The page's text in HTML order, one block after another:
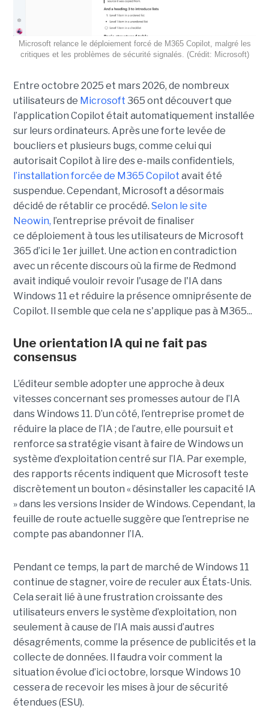
Microsoft relance le déploiement forcé de M365 Copilot, malgré les
critiques et les problèmes de sécurité signalés. (Crédit: Microsoft)
Entre octobre 2025 et mars 2026, de nombreux
utilisateurs de Microsoft 365 ont découvert que
l’application Copilot était automatiquement installée
sur leurs ordinateurs. Après une forte levée de
boucliers et plusieurs bugs, comme celui qui
autorisait Copilot à lire des e-mails confidentiels,
l’installation forcée de M365 Copilot avait été
suspendue. Cependant, Microsoft a désormais
décidé de rétablir ce procédé. Selon le site
Neowin, l’entreprise prévoit de finaliser
ce déploiement à tous les utilisateurs de Microsoft
365 d’ici le 1er juillet. Une action en contradiction
avec un récente discours où la firme de Redmond
avait indiqué vouloir revoir l'usage de l'IA dans
Windows 11 et réduire la présence omniprésente de
Copilot. Il semble que cela ne s'applique pas à M365...
Une orientation IA qui ne fait pas
consensus
L’éditeur semble adopter une approche à deux
vitesses concernant ses promesses autour de l’IA
dans Windows 11. D’un côté, l’entreprise promet de
réduire la place de l’IA ; de l’autre, elle poursuit et
renforce sa stratégie visant à faire de Windows un
système d’exploitation centré sur l’IA. Par exemple,
des rapports récents indiquent que Microsoft teste
discrètement un bouton « désinstaller les capacité IA
» dans les versions Insider de Windows. Cependant, la
feuille de route actuelle suggère que l’entreprise ne
compte pas abandonner l’IA.
Pendant ce temps, la part de marché de Windows 11
continue de stagner, voire de reculer aux États-Unis.
Cela serait lié à une frustration croissante des
utilisateurs envers le système d’exploitation, non
seulement à cause de l’IA mais aussi d’autres
désagréments, comme la présence de publicités et la
collecte de données. Il faudra voir comment la
situation évolue d’ici octobre, lorsque Windows 10
cessera de recevoir les mises à jour de sécurité
étendues (ESU).